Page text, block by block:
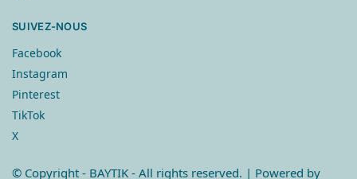
SUIVEZ-NOUS
Facebook
Instagram
Pinterest
TikTok
X
© Copyright - BAYTIK - All rights reserved. | Powered by